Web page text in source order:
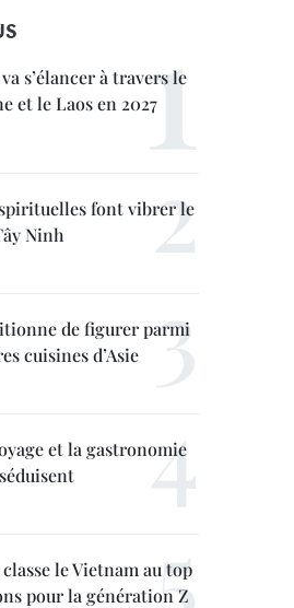
s’élancer à travers le
et le Laos en 2027
font vibrer le
Ninh
de figurer parmi
cuisines d’Asie
et la gastronomie
le Vietnam au top
pour la génération Z